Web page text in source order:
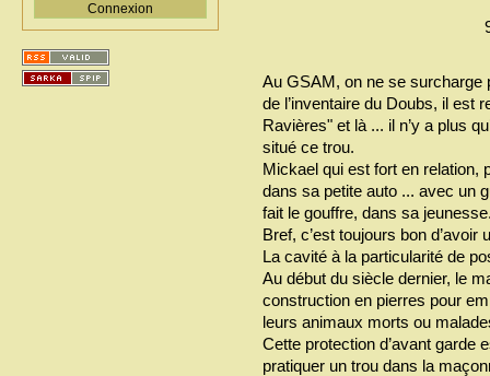
Au GSAM, on ne se surcharge
de l’inventaire du Doubs, il est
Ravières" et là ... il n’y a plus
situé ce trou.
Mickael qui est fort en relation,
dans sa petite auto ... avec un
fait le gouffre, dans sa
Bref, c’est toujours bon
La cavité à la particularité de
Au début du siècle dernier, le
construction en pierres pour
leurs animaux morts ou
Cette protection d’avant garde
pratiquer un trou dans la
Connexion